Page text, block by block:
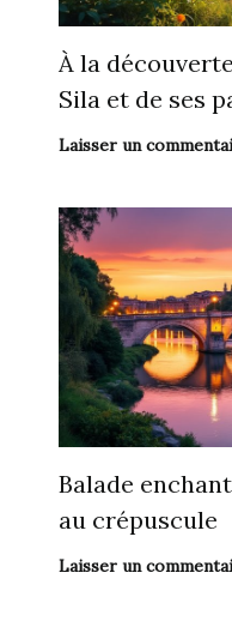
À la
Sila et de ses
Laisser un
Balade
au crépuscule
Laisser un